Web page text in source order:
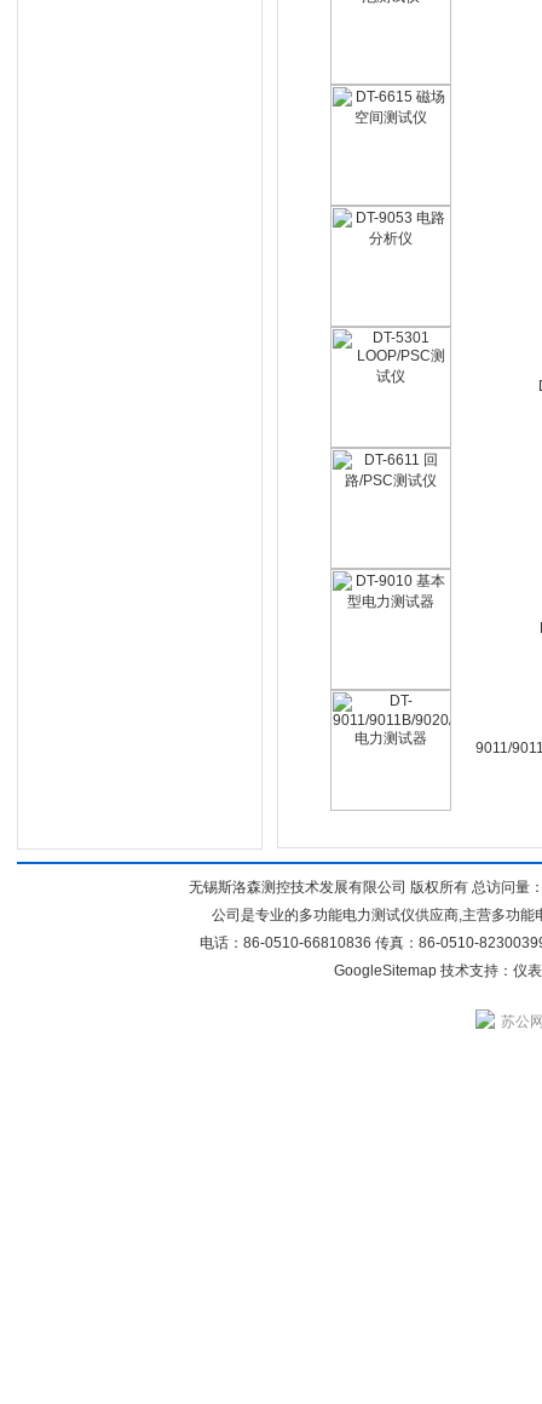
9011/
无锡斯洛森测控技术发展有限公司 版权所有 总访问量
公司是专业的多功能电力测试仪供应商,主营多功
电话：86-0510-66810836 传真：86-0510-
GoogleSitemap技术支持： 仪
苏公